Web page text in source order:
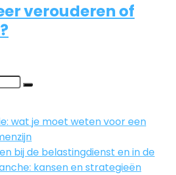
verouderen of
wat je moet weten voor een
bij de belastingdienst en in de
kansen en strategieën